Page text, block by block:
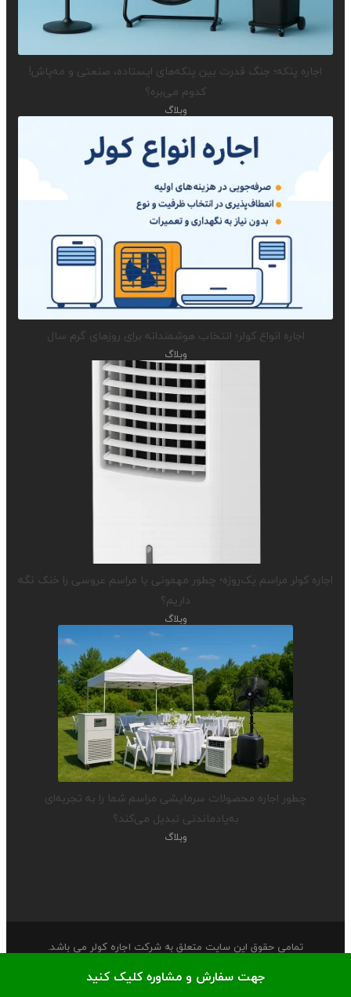
اجاره پنکه؛ جنگ قدرت بین پنکه‌های ایستاده، صنعتی و مه‌پاش!
کدوم می‌بره؟
وبلاگ
اجاره انواع کولر؛ انتخاب هوشمندانه برای روزهای گرم سال
وبلاگ
اجاره کولر مراسم یک‌روزه؛ چطور مهمونی یا مراسم عروسی را خنک نگه
داریم؟
وبلاگ
چطور اجاره محصولات سرمایشی مراسم شما را به تجربه‌ای
به‌یادماندنی تبدیل می‌کند؟
وبلاگ
تمامی حقوق این سایت متعلق به شرکت اجاره کولر می باشد.
صفحه اصلی درباره ما
جهت سفارش و مشاوره کلیک کنید